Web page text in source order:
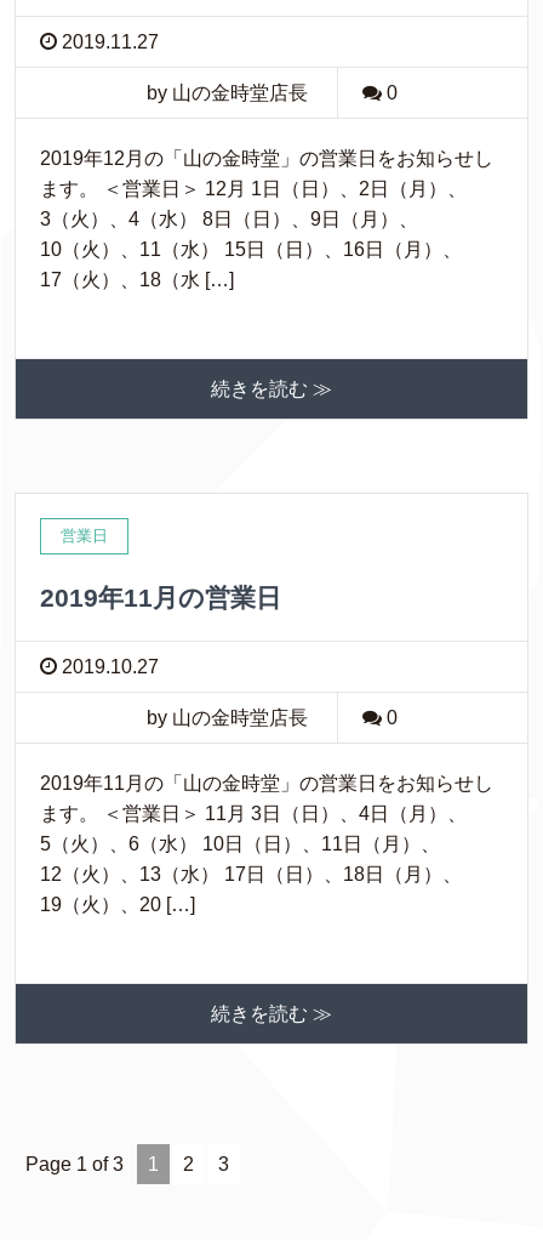
2019.11.27
by 山の金時堂店長 0
2019年12月の「山の金時堂」の営業日をお知らせし
ます。 ＜営業日＞ 12月 1日（日）、2日（月）、
3（火）、4（水） 8日（日）、9日（月）、
10（火）、11（水） 15日（日）、16日（月）、
17（火）、18（水 […]
続きを読む ≫
営業日
2019年11月の営業日
2019.10.27
by 山の金時堂店長 0
2019年11月の「山の金時堂」の営業日をお知らせし
ます。 ＜営業日＞ 11月 3日（日）、4日（月）、
5（火）、6（水） 10日（日）、11日（月）、
12（火）、13（水） 17日（日）、18日（月）、
19（火）、20 […]
続きを読む ≫
Page 1 of 3 1 2 3